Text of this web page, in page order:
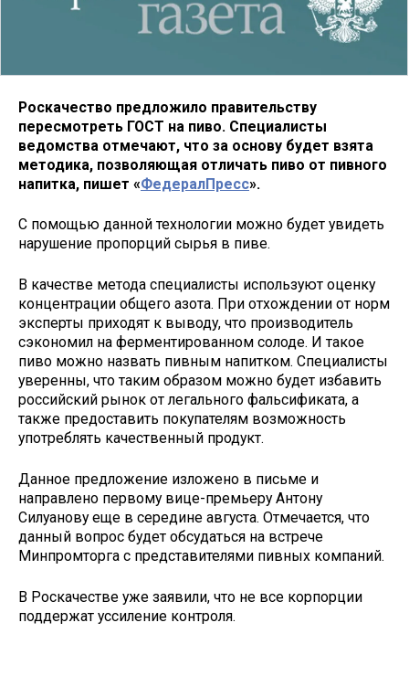
Роскачество предложило правительству
пересмотреть ГОСТ на пиво. Специалисты
ведомства отмечают, что за основу будет взята
методика, позволяющая отличать пиво от пивного
напитка, пишет «ФедералПресс».
С помощью данной технологии можно будет увидеть
нарушение пропорций сырья в пиве.
В качестве метода специалисты используют оценку
концентрации общего азота. При отхождении от норм
эксперты приходят к выводу, что производитель
сэкономил на ферментированном солоде. И такое
пиво можно назвать пивным напитком. Специалисты
уверенны, что таким образом можно будет избавить
российский рынок от легального фальсификата, а
также предоставить покупателям возможность
употреблять качественный продукт.
Данное предложение изложено в письме и
направлено первому вице-премьеру Антону
Силуанову еще в середине августа. Отмечается, что
данный вопрос будет обсудаться на встрече
Минпромторга с представителями пивных компаний.
В Роскачестве уже заявили, что не все корпорции
поддержат уссиление контроля.